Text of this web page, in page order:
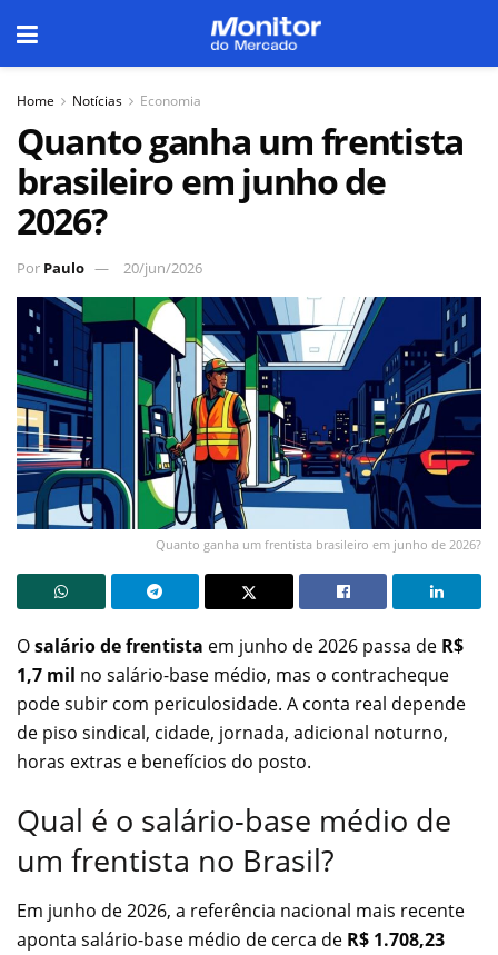
Home Notícias Economia
Quanto ganha um frentista
brasileiro em junho de
2026?
Por Paulo 20/jun/2026
Quanto ganha um frentista brasileiro em junho de 2026?
Osalário de frentista em junho de 2026 passa de R$
1,7 mil no salário-base médio, mas o contracheque
pode subir com periculosidade. A conta real depende
de piso sindical, cidade, jornada, adicional noturno,
horas extras e benefícios do posto.
Qual é o salário-base médio de
um frentista no Brasil?
Em junho de 2026, a referência nacional mais recente
aponta salário-base médio de cerca de R$ 1.708,23